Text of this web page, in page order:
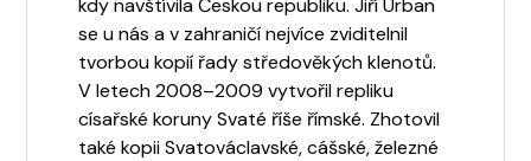
kdy navštívila Českou republiku. Jiří Urban
se u nás a v zahraničí nejvíce zviditelnil
tvorbou kopií řady středověkých klenotů.
V letech 2008–2009 vytvořil repliku
císařské koruny Svaté říše římské. Zhotovil
také kopii Svatováclavské, cášské, železné